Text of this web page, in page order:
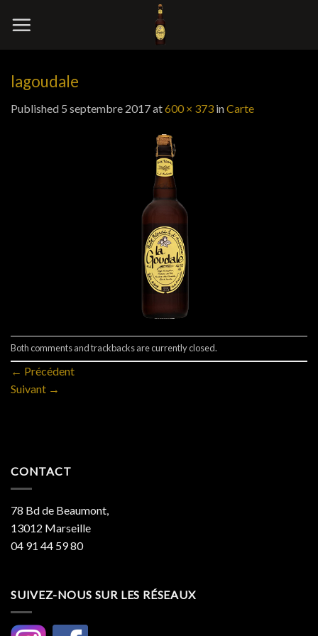
lagoudale
Published 5 septembre 2017at600 × 373 inCarte
Both comments and trackbacks are currently closed.
← Précédent
Suivant →
CONTACT
78 Bd de Beaumont,
13012 Marseille
04 91 44 59 80
SUIVEZ-NOUS SUR LES RÉSEAUX